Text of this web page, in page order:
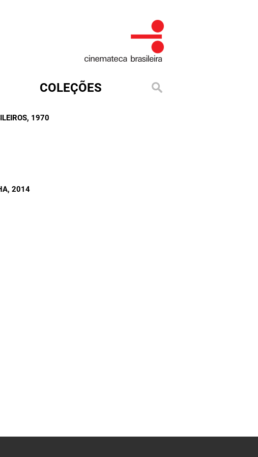
COLEÇÕES
, 1970
, 2014